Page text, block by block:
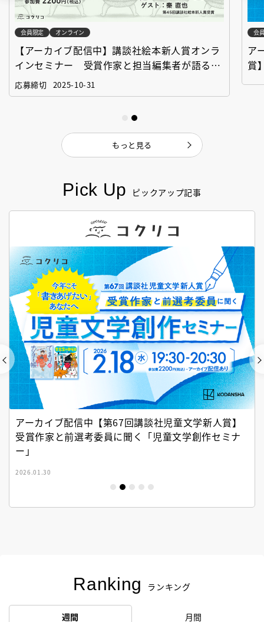
Pick Up ピックアップ記事
アーカイブ配信中【第67回講談社児童文学新人賞】
受賞作家と前選考委員に聞く「児童文学創作セミナ
ー」
2026.01.30
Ranking ランキング
週間 月間
会員限定 オンライン
【アーカイブ配信中】講談社絵本新人賞オンラ
インセミナー 受賞作家と担当編集者が語る
「絵本創作実践講座」
応募締切 2025-10-31
会
ア
賞
もっと見る